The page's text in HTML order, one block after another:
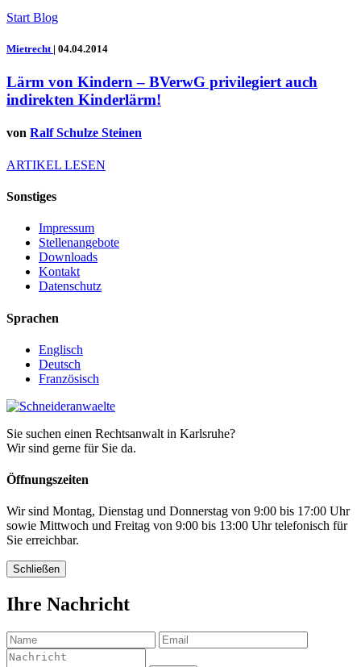
Start Blog
Mietrecht | 04.04.2014
Lärm von Kindern – BVerwG privilegiert auch
indirekten Kinderlärm!
von Ralf Schulze Steinen
ARTIKEL LESEN
Sonstiges
Impressum
Stellenangebote
Downloads
Kontakt
Datenschutz
Sprachen
Englisch
Deutsch
Französisch
Sie suchen einen Rechtsanwalt in Karlsruhe?
Wir sind gerne für Sie da.
Öffnungszeiten
Wir sind Montag, Dienstag und Donnerstag von 9:00 bis 17:00 Uhr
sowie Mittwoch und Freitag von 9:00 bis 13:00 Uhr telefonisch für
Sie erreichbar.
Schließen
Ihre Nachricht